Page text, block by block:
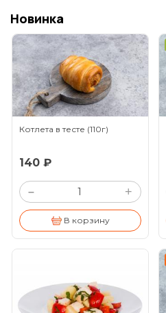
Новинка
Котлета в тесте (110г)
140 ₽
– +
В корзину